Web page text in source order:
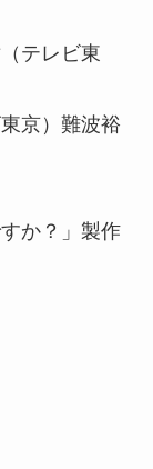
テレビ東
京）難波裕
か？」製作